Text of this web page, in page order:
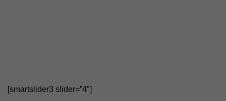
[smartslider3 slider=”4″]